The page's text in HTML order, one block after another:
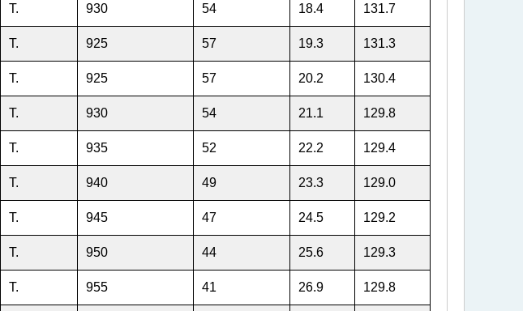
T. 930 54 18.4 131.7
T. 925 57 19.3 131.3
T. 925 57 20.2 130.4
T. 930 54 21.1 129.8
T. 935 52 22.2 129.4
T. 940 49 23.3 129.0
T. 945 47 24.5 129.2
T. 950 44 25.6 129.3
T. 955 41 26.9 129.8